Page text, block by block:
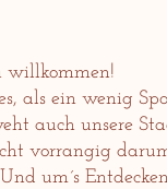
willkommen!
als ein wenig
auch unsere
vorrangig
um´s